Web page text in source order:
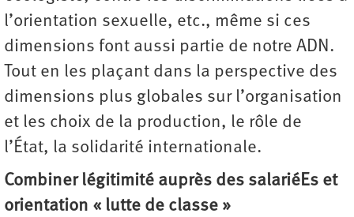
l’orientation sexuelle, etc., même si ces
dimensions font aussi partie de notre ADN.
Tout en les plaçant dans la perspective des
dimensions plus globales sur l’organisation
et les choix de la production, le rôle de
l’État, la solidarité internationale.
Combiner légitimité auprès des salariéEs et
orientation « lutte de classe »